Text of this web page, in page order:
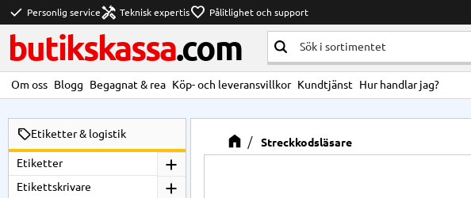
check Personlig servicehandyman Teknisk expertisfavorite Pålitlighet och support
butikskassa.com
Om oss Blogg Begagnat & rea Köp- och leveransvillkor Kundtjänst Hur handlar jag?
Streckkodsläsare
Etiketter & logistik
Etiketter
Etikettskrivare